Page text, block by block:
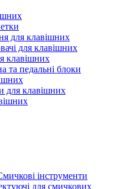
для клавішних
для клавішних
клавішних
та педальні блоки
для клавішних
інструменти
для смичкових